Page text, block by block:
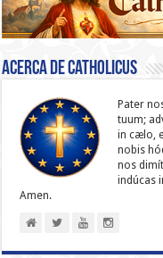
Acerca de catholicus
Pater
tuum;
in cælo,
nobis
nos
indúcas
Amen.